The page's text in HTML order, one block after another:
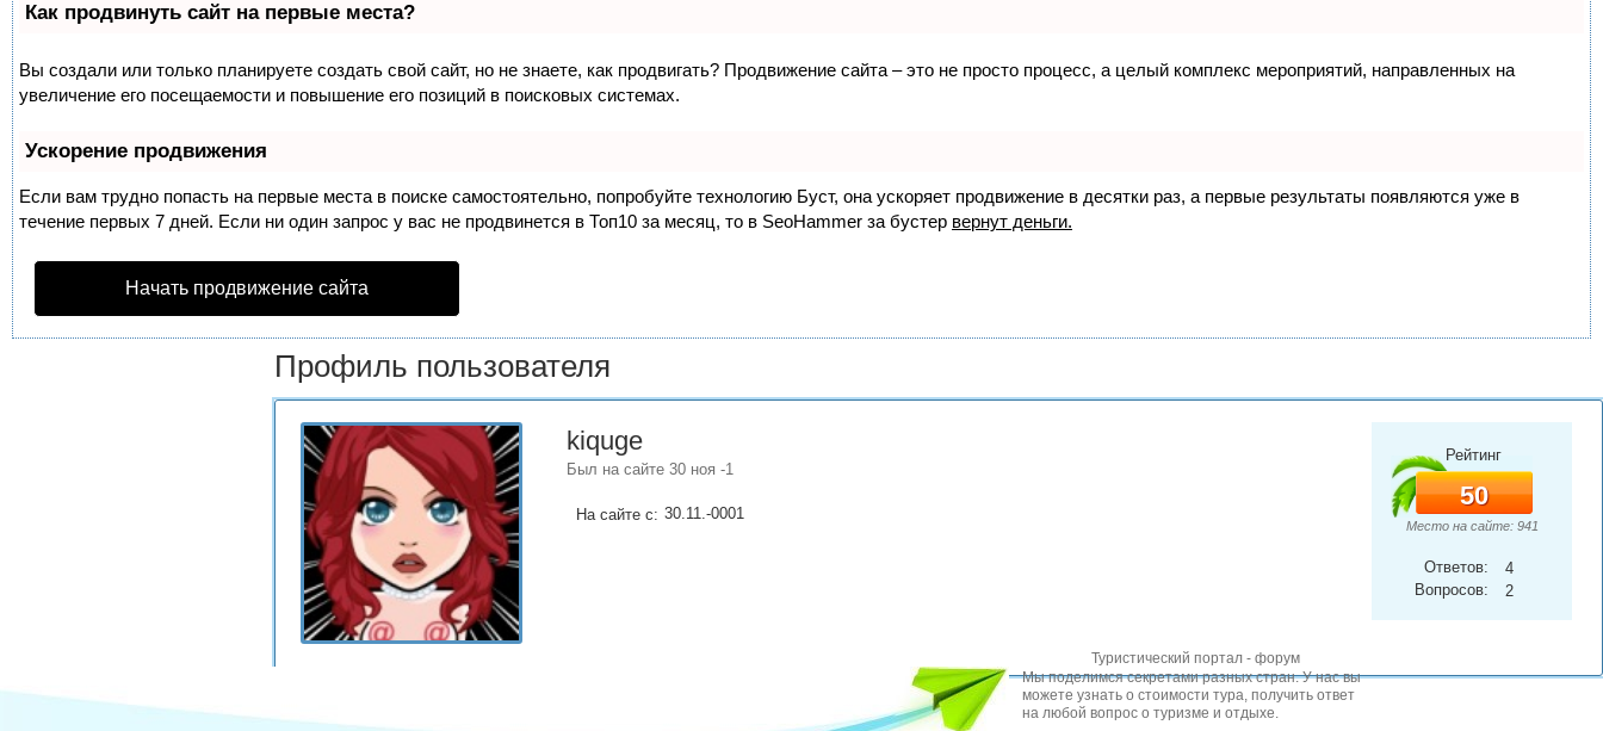
Как продвинуть сайт на первые места?
Вы создали или только планируете создать свой сайт, но не знаете, как продвигать? Продвижение сайта – это не просто процесс, а целый комплекс мероприятий, направленных на
увеличение его посещаемости и повышение его позиций в поисковых системах.
Ускорение продвижения
Если вам трудно попасть на первые места в поиске самостоятельно, попробуйте технологию Буст, она ускоряет продвижение в десятки раз, а первые результаты появляются уже в
течение первых 7 дней. Если ни один запрос у вас не продвинется в Топ10 за месяц, то в SeoHammer за бустер вернут деньги.
Начать продвижение сайта
Профиль пользователя
Рейтинг
50
Место на сайте: 941
Ответов:
4
Вопросов:
2
kiquge
Был на сайте 30 ноя -1
На сайте с: 30.11.-0001
Туристический портал - форум
Мы поделимся секретами разных стран. У нас вы
можете узнать о стоимости тура, получить ответ
на любой вопрос о туризме и отдыхе.